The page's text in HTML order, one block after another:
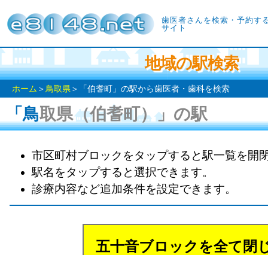
歯医者さんを検索・予約す
サイト
地域の駅検索
ホーム ＞ 鳥取県 ＞「伯耆町」の駅から歯医者・歯科を検索
「鳥取県（伯耆町）」の駅
市区町村ブロックをタップすると駅一覧を開
駅名をタップすると選択できます。
診療内容など追加条件を設定できます。